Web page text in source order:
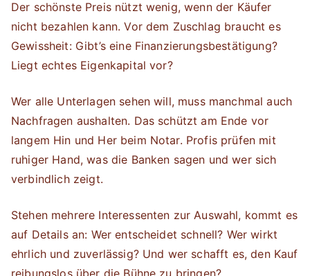
Der schönste Preis nützt wenig, wenn der Käufer
nicht bezahlen kann. Vor dem Zuschlag braucht es
Gewissheit: Gibt’s eine Finanzierungsbestätigung?
Liegt echtes Eigenkapital vor?
Wer alle Unterlagen sehen will, muss manchmal auch
Nachfragen aushalten. Das schützt am Ende vor
langem Hin und Her beim Notar. Profis prüfen mit
ruhiger Hand, was die Banken sagen und wer sich
verbindlich zeigt.
Stehen mehrere Interessenten zur Auswahl, kommt es
auf Details an: Wer entscheidet schnell? Wer wirkt
ehrlich und zuverlässig? Und wer schafft es, den Kauf
reibungslos über die Bühne zu bringen?